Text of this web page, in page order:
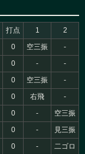
打点 1
2
0 空三振 -
0 -
-
0 空三振
-
0 右飛
-
0 -
空三振
0 -
見三振
0 -
二ゴロ